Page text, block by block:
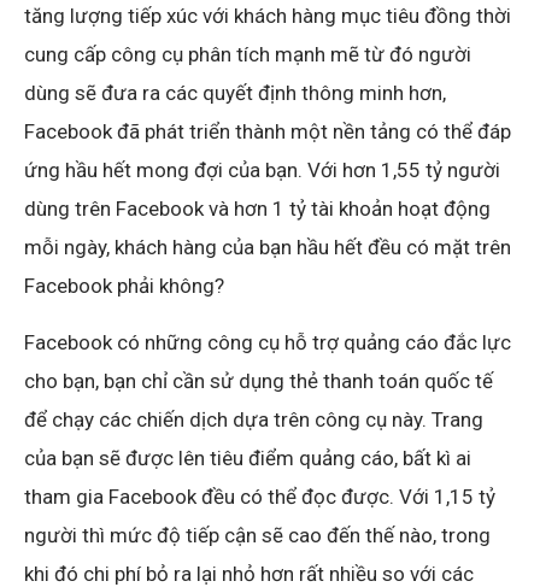
tăng lượng tiếp xúc với khách hàng mục tiêu đồng thời
cung cấp công cụ phân tích mạnh mẽ từ đó người
dùng sẽ đưa ra các quyết định thông minh hơn,
Facebook đã phát triển thành một nền tảng có thể đáp
ứng hầu hết mong đợi của bạn. Với hơn 1,55 tỷ người
dùng trên Facebook và hơn 1 tỷ tài khoản hoạt động
mỗi ngày, khách hàng của bạn hầu hết đều có mặt trên
Facebook phải không?
Facebook có những công cụ hỗ trợ quảng cáo đắc lực
cho bạn, bạn chỉ cần sử dụng thẻ thanh toán quốc tế
để chạy các chiến dịch dựa trên công cụ này. Trang
của bạn sẽ được lên tiêu điểm quảng cáo, bất kì ai
tham gia Facebook đều có thể đọc được. Với 1,15 tỷ
người thì mức độ tiếp cận sẽ cao đến thế nào, trong
khi đó chi phí bỏ ra lại nhỏ hơn rất nhiều so với các